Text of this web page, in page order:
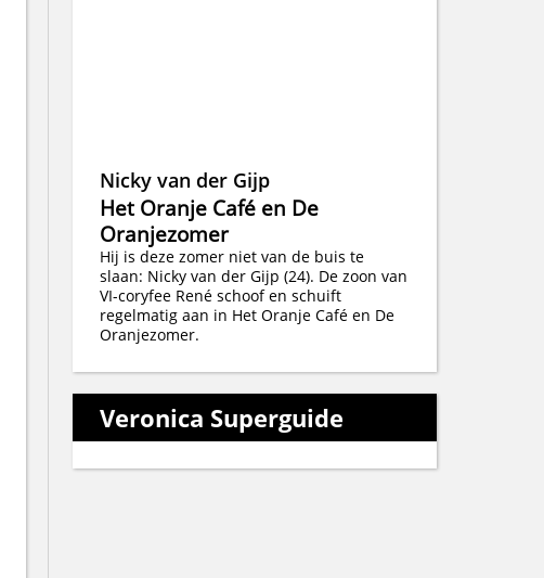
Nicky van der Gijp
Het Oranje Café en De
Oranjezomer
Hij is deze zomer niet van de buis te
slaan: Nicky van der Gijp (24). De zoon van
VI-coryfee René schoof en schuift
regelmatig aan in Het Oranje Café en De
Oranjezomer.
Veronica Superguide